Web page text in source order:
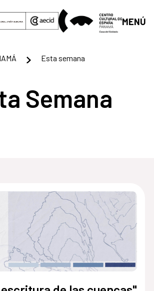
principal
MENÚ
Esta semana
Semana